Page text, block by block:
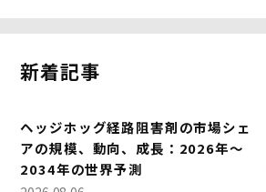
新着記事
ヘッジホッグ経路阻害剤の市場シェ
アの規模、動向、成長：2026年～
2034年の世界予測